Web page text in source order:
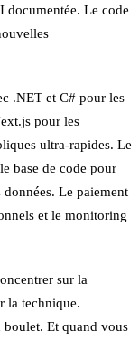
documentée. Le code
.NET et C# pour les
pour les
ultra-rapides. Le
base de code pour
Le paiement
et le monitoring
sur la
la technique.
boulet. Et quand vous